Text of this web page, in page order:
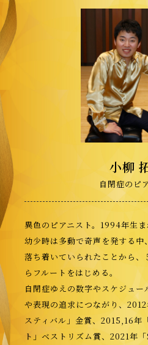
小柳
自閉症のピ
異色のピアニスト。 1994年生ま
幼少時は多動で奇声を発する中
落ち着いていられたことから、
らフルートをはじめる。
自閉症ゆえの数字やスケジュ
や表現の追求につながり、2012
スティバル」金賞、 2015,16年
ト」ベストリズム賞、 2021年「